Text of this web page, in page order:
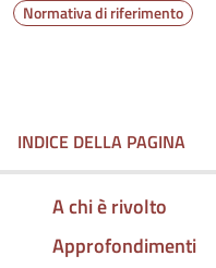
Normativa di riferimento
INDICE DELLA PAGINA
A chi è rivolto
Approfondimenti